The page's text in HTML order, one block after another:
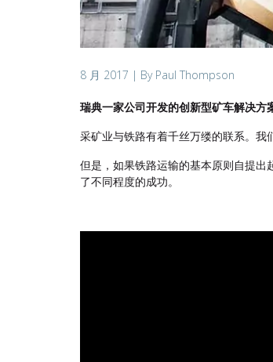
8 月 2017 | By Paul Thompson
瑞典一家公司开发的创新型矿车解决方
采矿业与铁路有着千丝万缕的联系。我
但是，如果铁路运输的基本原则自提
了不同程度的成功。